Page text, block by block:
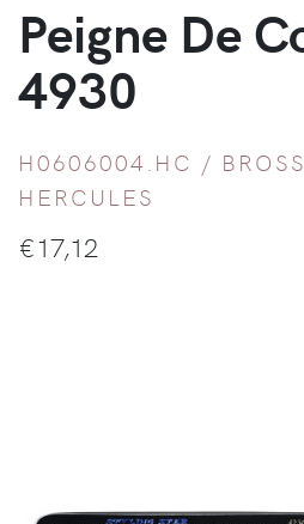
Peigne De
4930
H0606004.HC /
HERCULES
€17,12